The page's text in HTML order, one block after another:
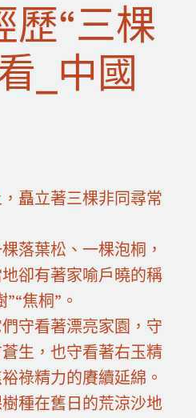
歷“三棵
_中國
矗立著三棵非同尋常
葉松、一棵泡桐，
卻有著家喻戶曉的稱
焦桐”。
看著漂亮家園，守
生，也守看著右玉精
祿精力的賡續延綿。
在舊日的荒涼沙地